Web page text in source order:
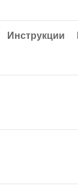
Инструкции